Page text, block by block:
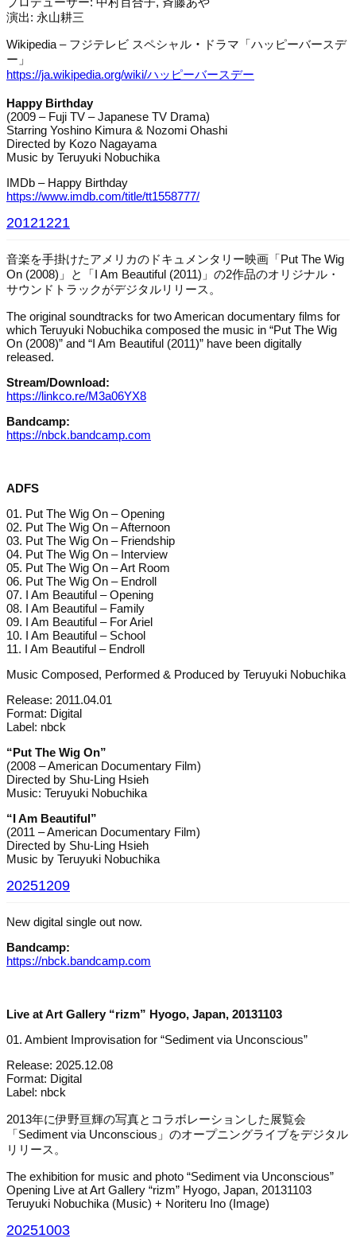
演出: 永山耕三
Wikipedia – フジテレビ スペシャル ・ ドラマ「ハッピーバースデ
ー」
https://ja.wikipedia.org/wiki/ハッピーバースデー
Happy Birthday
(2009 – Fuji TV – Japanese TV Drama)
Starring Yoshino Kimura & Nozomi Ohashi
Directed by Kozo Nagayama
Music by Teruyuki Nobuchika
IMDb – Happy Birthday
https://www.imdb.com/title/tt1558777/
20121221
音楽を手掛けたアメリカのドキュメンタリー映画「Put The Wig
On (2008)」と「I Am Beautiful (2011)」の2作品のオリジナル・
サウンドトラックがデジタルリリース。
The original soundtracks for two American documentary films for
which Teruyuki Nobuchika composed the music in “Put The Wig
On (2008)” and “I Am Beautiful (2011)” have been digitally
released.
Stream/Download:
https://linkco.re/M3a06YX8
Bandcamp:
https://nbck.bandcamp.com
ADFS
01. Put The Wig On – Opening
02. Put The Wig On – Afternoon
03. Put The Wig On – Friendship
04. Put The Wig On – Interview
05. Put The Wig On – Art Room
06. Put The Wig On – Endroll
07. I Am Beautiful – Opening
08. I Am Beautiful – Family
09. I Am Beautiful – For Ariel
10. I Am Beautiful – School
11. I Am Beautiful – Endroll
Music Composed, Performed & Produced by Teruyuki Nobuchika
Release: 2011.04.01
Format: Digital
Label: nbck
“Put The Wig On”
(2008 – American Documentary Film)
Directed by Shu-Ling Hsieh
Music: Teruyuki Nobuchika
“I Am Beautiful”
(2011 – American Documentary Film)
Directed by Shu-Ling Hsieh
Music by Teruyuki Nobuchika
20251209
New digital single out now.
Bandcamp:
https://nbck.bandcamp.com
Live at Art Gallery “rizm” Hyogo, Japan, 20131103
01. Ambient Improvisation for “Sediment via Unconscious”
Release: 2025.12.08
Format: Digital
Label: nbck
2013年に伊野亘輝の写真とコラボレーションした展覧会
「Sediment via Unconscious」のオープニングライブをデジタル
リリース。
The exhibition for music and photo “Sediment via Unconscious”
Opening Live at Art Gallery “rizm” Hyogo, Japan, 20131103
Teruyuki Nobuchika (Music) + Noriteru Ino (Image)
20251003